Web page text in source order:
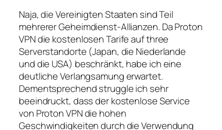
Naja, die Vereinigten Staaten sind Teil
mehrerer Geheimdienst-Allianzen. Da Proton
VPN die kostenlosen Tarife auf three
Serverstandorte (Japan, die Niederlande
und die USA) beschränkt, habe ich eine
deutliche Verlangsamung erwartet.
Dementsprechend struggle ich sehr
beeindruckt, dass der kostenlose Service
von Proton VPN die hohen
Geschwindigkeiten durch die Verwendung